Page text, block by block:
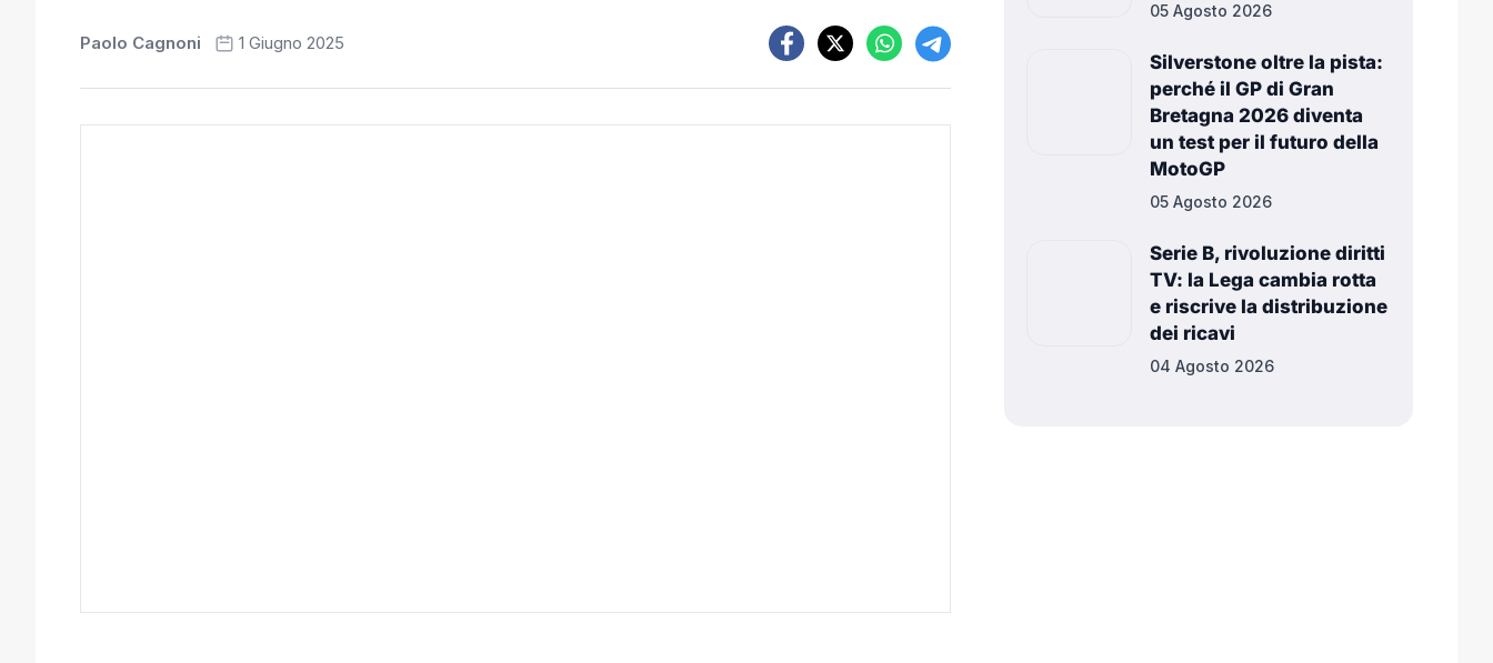
Paolo Cagnoni 1 Giugno 2025
05 Agosto 2026
Silverstone oltre la pista:
perché il GP di Gran
Bretagna 2026 diventa
un test per il futuro della
MotoGP
05 Agosto 2026
Serie B, rivoluzione diritti
TV: la Lega cambia rotta
e riscrive la distribuzione
dei ricavi
04 Agosto 2026